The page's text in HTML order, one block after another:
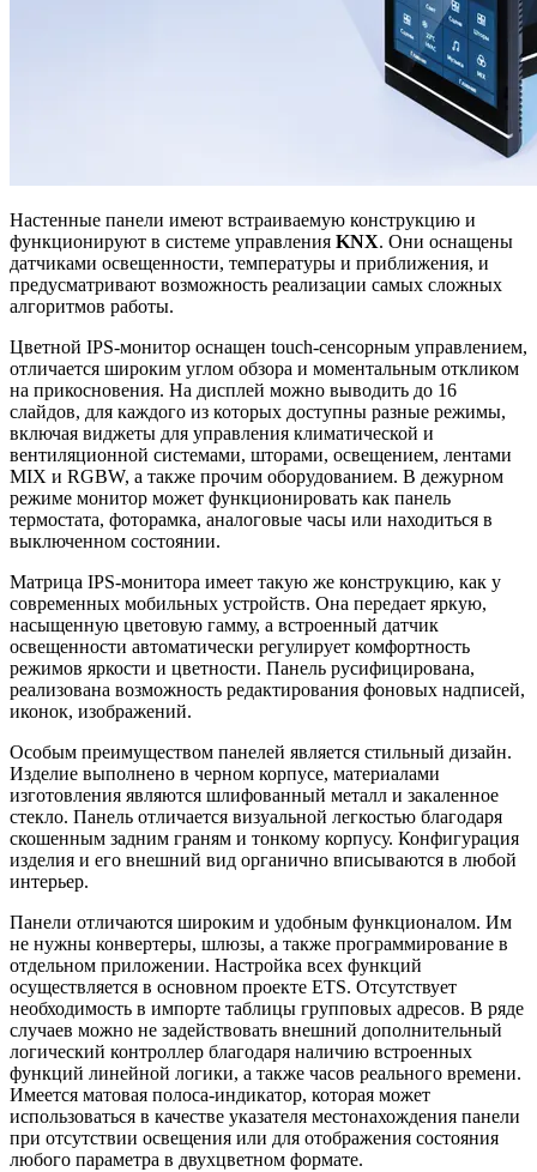
Настенные панели имеют встраиваемую конструкцию и
функционируют в системе управления KNX. Они оснащены
датчиками освещенности, температуры и приближения, и
предусматривают возможность реализации самых сложных
алгоритмов работы.
Цветной IPS-монитор оснащен touch-сенсорным управлением,
отличается широким углом обзора и моментальным откликом
на прикосновения. На дисплей можно выводить до 16
слайдов, для каждого из которых доступны разные режимы,
включая виджеты для управления климатической и
вентиляционной системами, шторами, освещением, лентами
MIX и RGBW, а также прочим оборудованием. В дежурном
режиме монитор может функционировать как панель
термостата, фоторамка, аналоговые часы или находиться в
выключенном состоянии.
Матрица IPS-монитора имеет такую же конструкцию, как у
современных мобильных устройств. Она передает яркую,
насыщенную цветовую гамму, а встроенный датчик
освещенности автоматически регулирует комфортность
режимов яркости и цветности. Панель русифицирована,
реализована возможность редактирования фоновых надписей,
иконок, изображений.
Особым преимуществом панелей является стильный дизайн.
Изделие выполнено в черном корпусе, материалами
изготовления являются шлифованный металл и закаленное
стекло. Панель отличается визуальной легкостью благодаря
скошенным задним граням и тонкому корпусу. Конфигурация
изделия и его внешний вид органично вписываются в любой
интерьер.
Панели отличаются широким и удобным функционалом. Им
не нужны конвертеры, шлюзы, а также программирование в
отдельном приложении. Настройка всех функций
осуществляется в основном проекте ETS. Отсутствует
необходимость в импорте таблицы групповых адресов. В ряде
случаев можно не задействовать внешний дополнительный
логический контроллер благодаря наличию встроенных
функций линейной логики, а также часов реального времени.
Имеется матовая полоса-индикатор, которая может
использоваться в качестве указателя местонахождения панели
при отсутствии освещения или для отображения состояния
любого параметра в двухцветном формате.